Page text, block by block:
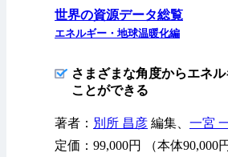
世界の資源データ総覧
エネルギー・地球温暖化編
さまざまな角度からエネ
ことができる
著者： 別所 昌彦 編集、 一宮
定価：99,000円 （本体90,000